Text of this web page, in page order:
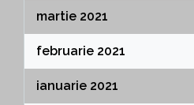
martie 2021
februarie 2021
ianuarie 2021